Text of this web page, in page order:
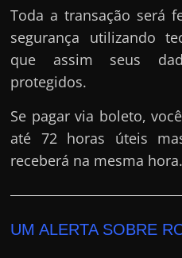
Toda a transação será
segurança utilizando
que assim seus
protegidos.
Se pagar via boleto,
até 72 horas úteis
receberá na mesma hora.
UM ALERTA SOBRE